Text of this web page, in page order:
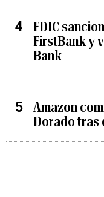
FDIC
FirstBank y
Bank
Amazon
Dorado tras